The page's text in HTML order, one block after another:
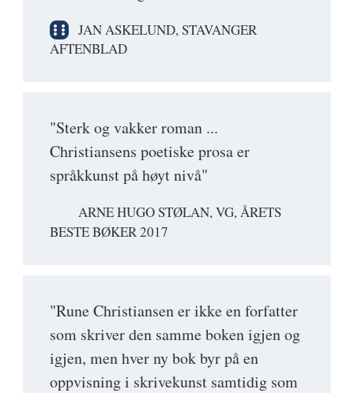
JAN ASKELUND, STAVANGER
AFTENBLAD
"Sterk og vakker roman ...
Christiansens poetiske prosa er
språkkunst på høyt nivå"
ARNE HUGO STØLAN, VG, ÅRETS
BESTE BØKER 2017
"Rune Christiansen er ikke en forfatter
som skriver den samme boken igjen og
igjen, men hver ny bok byr på en
oppvisning i skrivekunst samtidig som